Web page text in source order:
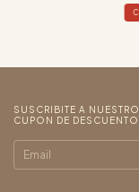
SUSCRIBITE A
CUPON DE